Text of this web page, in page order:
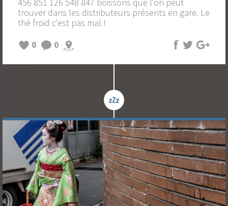
trouver dans les distributeurs présents en gare. Le
thé froid c'est pas mal !
0
0